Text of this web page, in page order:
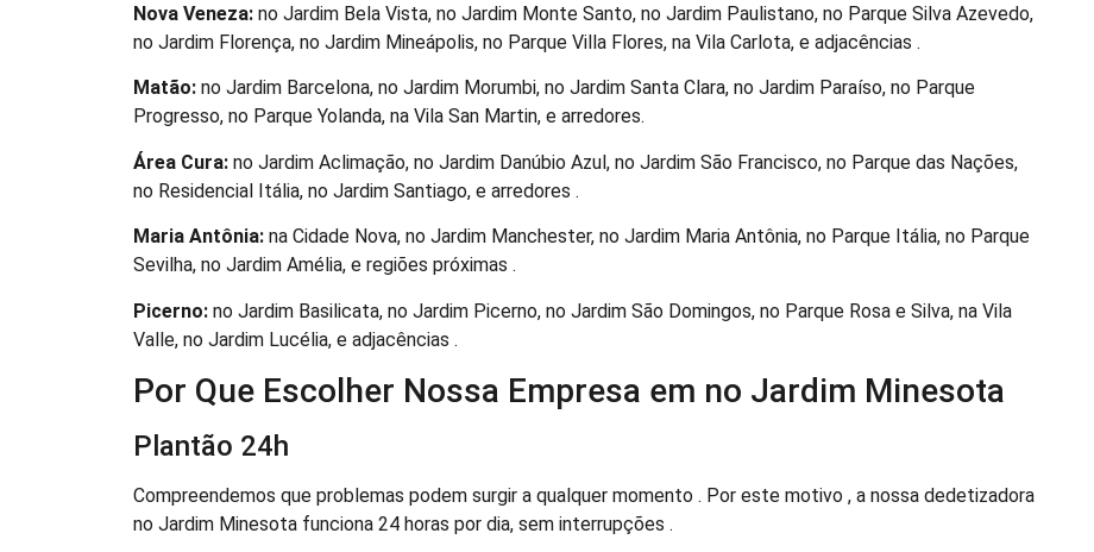
Nova Veneza: no Jardim Bela Vista, no Jardim Monte Santo, no Jardim Paulistano, no Parque Silva Azevedo,
no Jardim Florença, no Jardim Mineápolis, no Parque Villa Flores, na Vila Carlota, e adjacências .
Matão: no Jardim Barcelona, no Jardim Morumbi, no Jardim Santa Clara, no Jardim Paraíso, no Parque
Progresso, no Parque Yolanda, na Vila San Martin, e arredores.
Área Cura: no Jardim Aclimação, no Jardim Danúbio Azul, no Jardim São Francisco, no Parque das Nações,
no Residencial Itália, no Jardim Santiago, e arredores .
Maria Antônia: na Cidade Nova, no Jardim Manchester, no Jardim Maria Antônia, no Parque Itália, no Parque
Sevilha, no Jardim Amélia, e regiões próximas .
Picerno: no Jardim Basilicata, no Jardim Picerno, no Jardim São Domingos, no Parque Rosa e Silva, na Vila
Valle, no Jardim Lucélia, e adjacências .
Por Que Escolher Nossa Empresa em no Jardim Minesota
Plantão 24h
Compreendemos que problemas podem surgir a qualquer momento . Por este motivo , a nossa dedetizadora
no Jardim Minesota funciona 24 horas por dia, sem interrupções .